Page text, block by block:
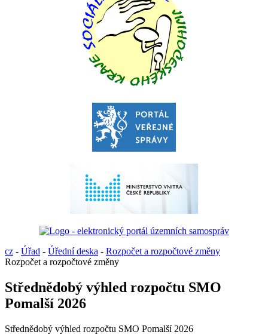
cz - Úřad - Úřední deska - Rozpočet a rozpočtové změny
Rozpočet a rozpočtové změny
Střednědobý výhled rozpočtu SMO
Pomalší 2026
Střednědobý výhled rozpočtu SMO Pomalší 2026